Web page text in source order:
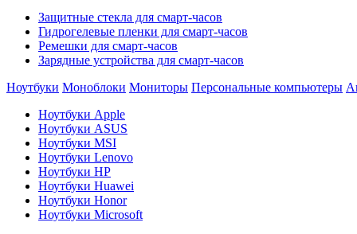
Защитные стекла для смарт-часов
Гидрогелевые пленки для смарт-часов
Ремешки для смарт-часов
Зарядные устройства для смарт-часов
Ноутбуки Моноблоки Мониторы Персональные компьютеры
Ноутбуки Apple
Ноутбуки ASUS
Ноутбуки MSI
Ноутбуки Lenovo
Ноутбуки HP
Ноутбуки Huawei
Ноутбуки Honor
Ноутбуки Microsoft